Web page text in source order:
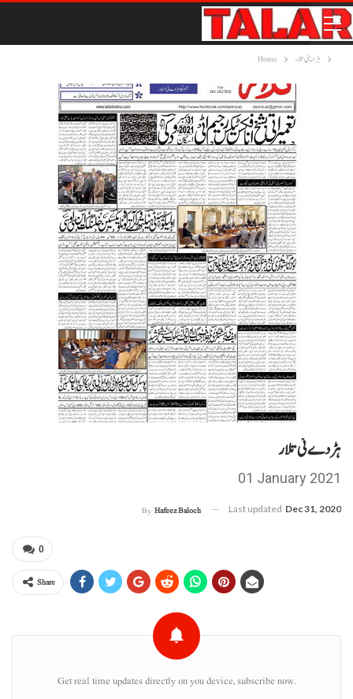
Home ہڑدیئی تلار
ہڑدے ئی تلار
01 January 2021
By Hafeez Baloch Last updated Dec 31, 2020
0
Share
Get real time updates directly on you device, subscribe now.